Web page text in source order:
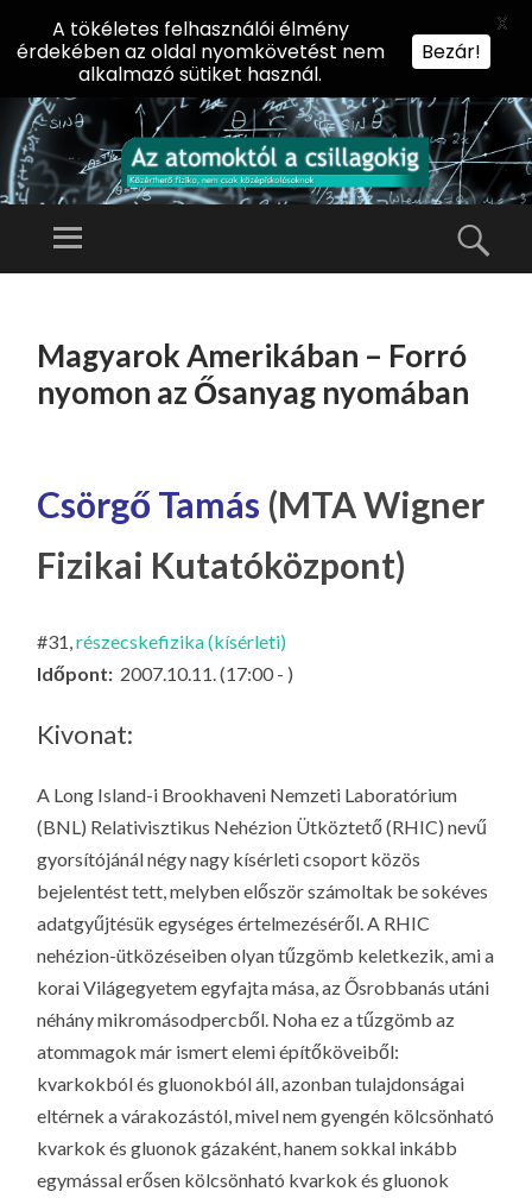
AZ
KT
Ó
CS
IL
LA
G
Előadássorozat
Természettudományi
Kar Fizikai
Menü
TARTALOMHOZ
Magyarok Amerikában – Forró
nyomon az Ősanyag nyomában
Csörgő Tamás (MTA Wigner
Fizikai Kutatóközpont)
#31,részecskefizika (kísérleti)
Időpont: 2007.10.11. (17:00 - )
Kivonat:
A Long Island-i Brookhaveni Nemzeti Laboratórium
(BNL) Relativisztikus Nehézion Ütköztető (RHIC) nevű
gyorsítójánál négy nagy kísérleti csoport közös
bejelentést tett, melyben először számoltak be sokéves
adatgyűjtésük egységes értelmezéséről. A RHIC
nehézion-ütközéseiben olyan tűzgömb keletkezik, ami a
korai Világegyetem egyfajta mása, az Ősrobbanás utáni
néhány mikromásodpercből. Noha ez a tűzgömb az
atommagok már ismert elemi építőköveiből:
kvarkokból és gluonokból áll, azonban tulajdonságai
eltérnek a várakozástól, mivel nem gyengén kölcsönható
kvarkok és gluonok gázaként, hanem sokkal inkább
egymással erősen kölcsönható kvarkok és gluonok
A tökéletes felhasználói élmény
érdekében az oldal nyomkövetést nem
alkalmazó sütiket használ.
Bezár!
X